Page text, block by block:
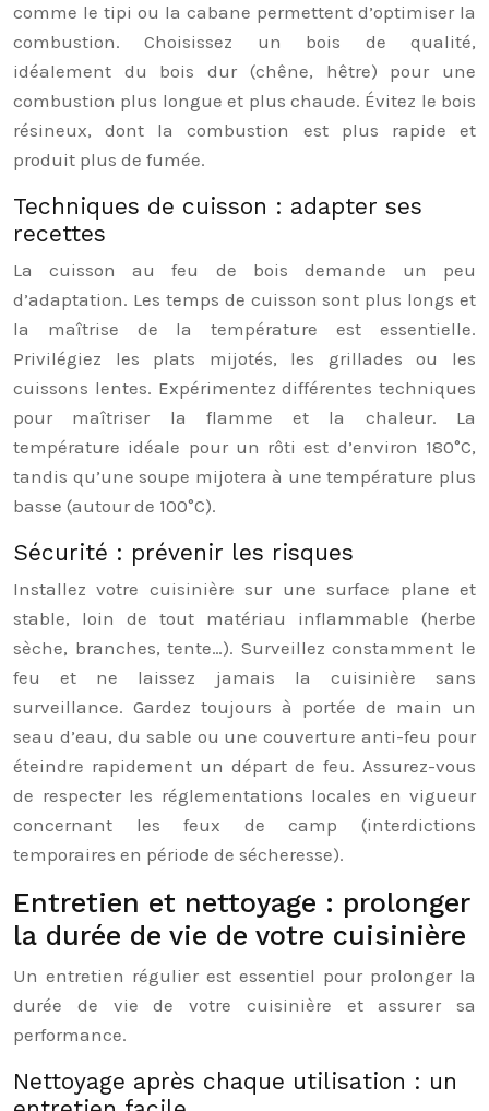
comme le tipi ou la cabane permettent d’optimiser la
combustion. Choisissez un bois de qualité,
idéalement du bois dur (chêne, hêtre) pour une
combustion plus longue et plus chaude. Évitez le bois
résineux, dont la combustion est plus rapide et
produit plus de fumée.
Techniques de cuisson : adapter ses
recettes
La cuisson au feu de bois demande un peu
d’adaptation. Les temps de cuisson sont plus longs et
la maîtrise de la température est essentielle.
Privilégiez les plats mijotés, les grillades ou les
cuissons lentes. Expérimentez différentes techniques
pour maîtriser la flamme et la chaleur. La
température idéale pour un rôti est d’environ 180°C,
tandis qu’une soupe mijotera à une température plus
basse (autour de 100°C).
Sécurité : prévenir les risques
Installez votre cuisinière sur une surface plane et
stable, loin de tout matériau inflammable (herbe
sèche, branches, tente…). Surveillez constamment le
feu et ne laissez jamais la cuisinière sans
surveillance. Gardez toujours à portée de main un
seau d’eau, du sable ou une couverture anti-feu pour
éteindre rapidement un départ de feu. Assurez-vous
de respecter les réglementations locales en vigueur
concernant les feux de camp (interdictions
temporaires en période de sécheresse).
Entretien et nettoyage : prolonger
la durée de vie de votre cuisinière
Un entretien régulier est essentiel pour prolonger la
durée de vie de votre cuisinière et assurer sa
performance.
Nettoyage après chaque utilisation : un